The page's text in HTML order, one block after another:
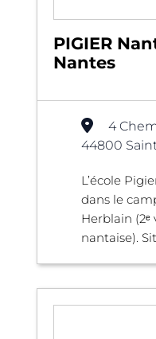
PIGIER
Nantes
4
44800
L’école
dans le
Herblain (2ᵉ
nantaise).